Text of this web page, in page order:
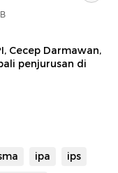
Cecep Darmawan,
penjurusan di
ipa
ips